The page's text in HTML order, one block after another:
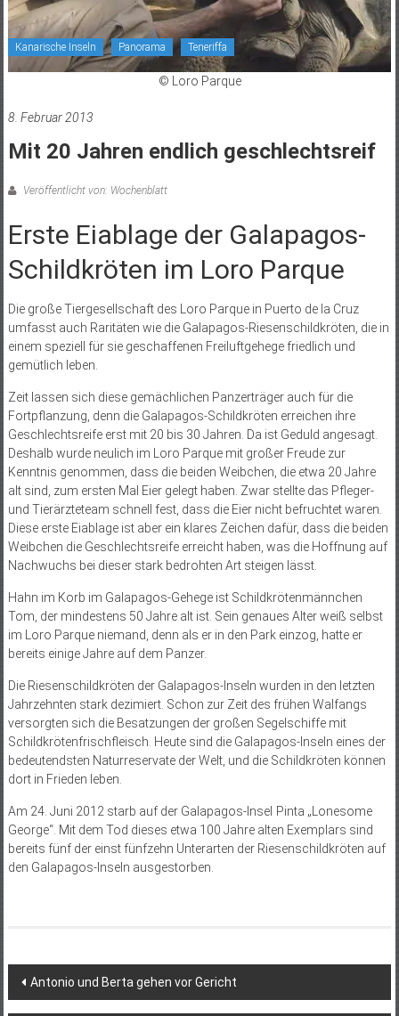
Kanarische Inseln Panorama Teneriffa
© Loro Parque
8. Februar 2013
Mit 20 Jahren endlich geschlechtsreif
Veröffentlicht von: Wochenblatt
Erste Eiablage der Galapagos-
Schildkröten im Loro Parque
Die große Tiergesellschaft des Loro Parque in Puerto de la Cruz
umfasst auch Raritäten wie die Galapagos-Riesenschildkröten, die in
einem speziell für sie geschaffenen Freiluftgehege friedlich und
gemütlich leben.
Zeit lassen sich diese gemächlichen Panzerträger auch für die
Fortpflanzung, denn die Galapagos-Schildkröten erreichen ihre
Geschlechtsreife erst mit 20 bis 30 Jahren. Da ist Geduld angesagt.
Deshalb wurde neulich im Loro Parque mit großer Freude zur
Kenntnis genommen, dass die beiden Weibchen, die etwa 20 Jahre
alt sind, zum ersten Mal Eier gelegt haben. Zwar stellte das Pfleger-
und Tierärzteteam schnell fest, dass die Eier nicht befruchtet waren.
Diese erste Eiablage ist aber ein klares Zeichen dafür, dass die beiden
Weibchen die Geschlechtsreife erreicht haben, was die Hoffnung auf
Nachwuchs bei dieser stark bedrohten Art steigen lässt.
Hahn im Korb im Galapagos-Gehege ist Schildkrötenmännchen
Tom, der mindestens 50 Jahre alt ist. Sein genaues Alter weiß selbst
im Loro Parque niemand, denn als er in den Park einzog, hatte er
bereits einige Jahre auf dem Panzer.
Die Riesenschildkröten der Galapagos-Inseln wurden in den letzten
Jahrzehnten stark dezimiert. Schon zur Zeit des frühen Walfangs
versorgten sich die Besatzungen der großen Segelschiffe mit
Schildkrötenfrischfleisch. Heute sind die Galapagos-Inseln eines der
bedeutendsten Naturreservate der Welt, und die Schildkröten können
dort in Frieden leben.
Am 24. Juni 2012 starb auf der Galapagos-Insel Pinta „Lonesome
George“. Mit dem Tod dieses etwa 100 Jahre alten Exemplars sind
bereits fünf der einst fünfzehn Unterarten der Riesenschildkröten auf
den Galapagos-Inseln ausgestorben.
Beitragsnavigation
Antonio und Berta gehen vor Gericht